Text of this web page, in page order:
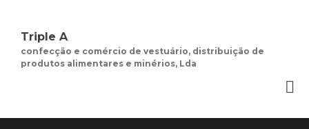
Moda Feminina
Triple A
confecção e comércio de vestuário, distribuição de
produtos alimentares e minérios, Lda